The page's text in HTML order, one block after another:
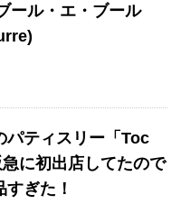
ール・エ・ブール
パティスリー「Toc
に初出店してたので
ぎた！